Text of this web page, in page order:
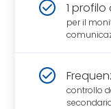
1 profilo
per il
controllo